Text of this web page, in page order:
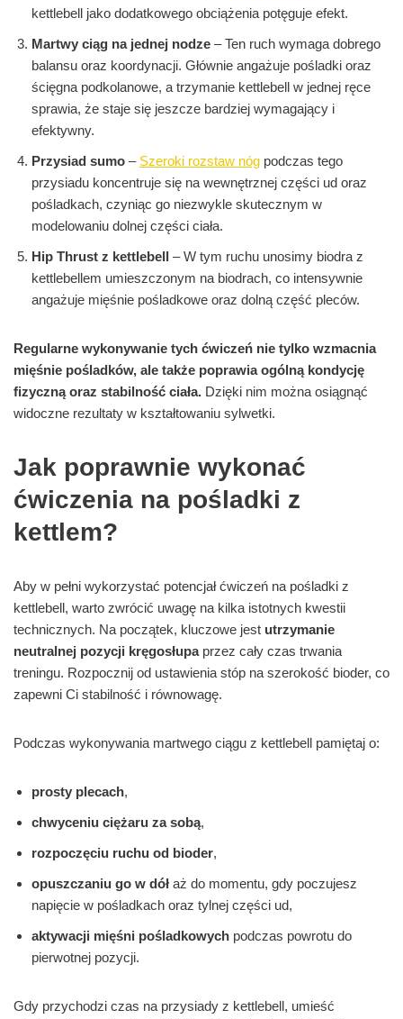
kettlebell jako dodatkowego obciążenia potęguje efekt.
Martwy ciąg na jednej nodze – Ten ruch wymaga dobrego
balansu oraz koordynacji. Głównie angażuje pośladki oraz
ścięgna podkolanowe, a trzymanie kettlebell w jednej ręce
sprawia, że staje się jeszcze bardziej wymagający i
efektywny.
Przysiad sumo – Szeroki rozstaw nóg podczas tego
przysiadu koncentruje się na wewnętrznej części ud oraz
pośladkach, czyniąc go niezwykle skutecznym w
modelowaniu dolnej części ciała.
Hip Thrust z kettlebell – W tym ruchu unosimy biodra z
kettlebellem umieszczonym na biodrach, co intensywnie
angażuje mięśnie pośladkowe oraz dolną część pleców.
Regularne wykonywanie tych ćwiczeń nie tylko wzmacnia
mięśnie pośladków, ale także poprawia ogólną kondycję
fizyczną oraz stabilność ciała. Dzięki nim można osiągnąć
widoczne rezultaty w kształtowaniu sylwetki.
Jak poprawnie wykonać
ćwiczenia na pośladki z
kettlem?
Aby w pełni wykorzystać potencjał ćwiczeń na pośladki z
kettlebell, warto zwrócić uwagę na kilka istotnych kwestii
technicznych. Na początek, kluczowe jest utrzymanie
neutralnej pozycji kręgosłupaprzez cały czas trwania
treningu. Rozpocznij od ustawienia stóp na szerokość bioder, co
zapewni Ci stabilność i równowagę.
Podczas wykonywania martwego ciągu z kettlebell pamiętaj o:
prosty plecach,
chwyceniu ciężaru za sobą,
rozpoczęciu ruchu od bioder,
opuszczaniu go w dół aż do momentu, gdy poczujesz
napięcie w pośladkach oraz tylnej części ud,
aktywacji mięśni pośladkowych podczas powrotu do
pierwotnej pozycji.
Gdy przychodzi czas na przysiady z kettlebell, umieść